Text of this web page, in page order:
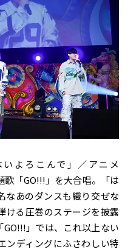
よろこんで」／アニメ
歌「GO!!!」を大合唱。「は
なあのダンスも織り交ぜな
ける圧巻のステージを披露
」では、これ以上ない
ンディングにふさわしい特